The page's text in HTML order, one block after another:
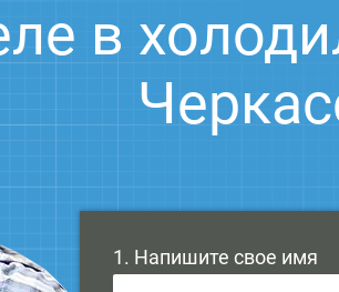
в
1. Напишите свое имя